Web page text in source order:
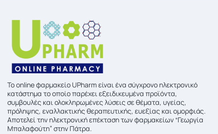
To online φαρμακείο UPharm είναι ένα σύγχρονο ηλεκτρονικό
κατάστημα το οποίο παρέχει εξειδικευμένα προϊόντα,
συμβουλές και ολοκληρωμένες λύσεις σε θέματα, υγείας,
πρόληψης, εναλλακτικής θεραπευτικής, ευεξίας και ομορφιάς.
Αποτελεί την ηλεκτρονική επέκταση των φαρμακείων “Γεωργία
Μπαλαφούτη” στην Πάτρα.